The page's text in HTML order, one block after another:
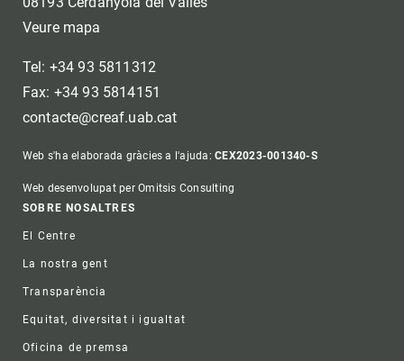
Veure mapa
Tel: +34 93 5811312
Fax: +34 93 5814151
contacte@creaf.uab.cat
Web s'ha elaborada gràcies a l'ajuda:CEX2023-001340-S
Web desenvolupat per Omitsis Consulting
Footer
SOBRE NOSALTRES
El Centre
La nostra gent
Transparència
Equitat, diversitat i igualtat
Oficina de premsa